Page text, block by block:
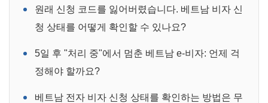
원래 신청 코드를 잃어버렸습니다. 베트남 비자 신
청 상태를 어떻게 확인할 수 있나요?
5일 후 "처리 중"에서 멈춘 베트남 e-비자: 언제 걱
정해야 할까요?
베트남 전자 비자 신청 상태를 확인하는 방법은 무